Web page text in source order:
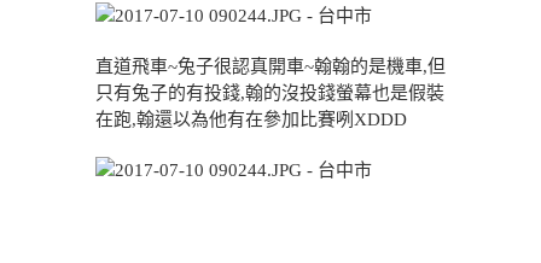
直道飛車~兔子很認真開車~翰翰的是機車,但
只有兔子的有投錢,翰的沒投錢螢幕也是假裝
在跑,翰還以為他有在參加比賽咧XDDD